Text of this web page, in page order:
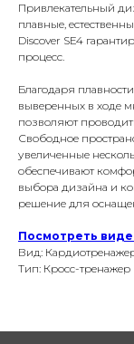
Привлекательный
плавные,
Discover SE4
процесс.
Благодаря
выверенных в ходе
позволяют
Свободное
увеличенные
обеспечивают
выбора дизайна и
решение для
Посмотреть
Вид:
Тип: Кросс-тренажер